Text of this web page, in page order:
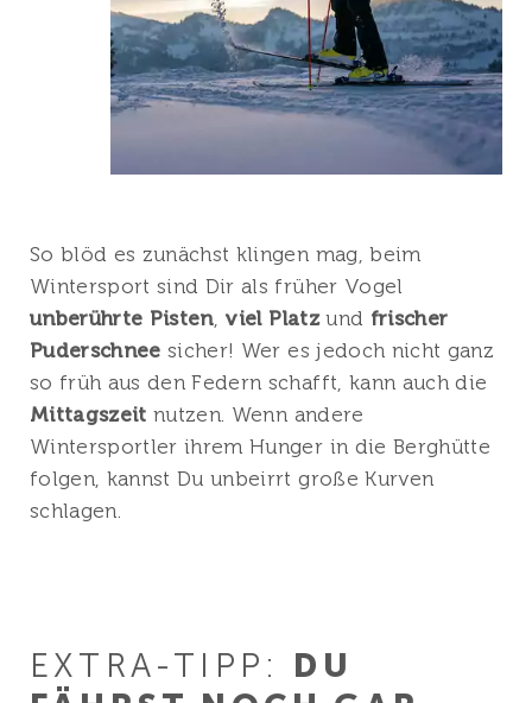
So blöd es zunächst klingen mag, beim
Wintersport sind Dir als früher Vogel
unberührte Pisten, viel Platzund frischer
Puderschnee sicher! Wer es jedoch nicht ganz
so früh aus den Federn schafft, kann auch die
Mittagszeitnutzen. Wenn andere
Wintersportler ihrem Hunger in die Berghütte
folgen, kannst Du unbeirrt große Kurven
schlagen.
EXTRA-TIPP: DU